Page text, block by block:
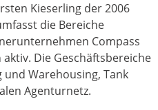
Kieserling der 2006
die Bereiche
Compass
Die Geschäftsbereiche
Warehousing, Tank
Agenturnetz.